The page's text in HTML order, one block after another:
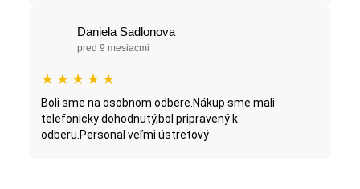
Daniela Sadlonova
pred 9 mesiacmi
★ ★ ★ ★ ★
Boli sme na osobnom odbere.Nákup sme mali
telefonicky dohodnutý,bol pripravený k
odberu.Personal veľmi ústretový